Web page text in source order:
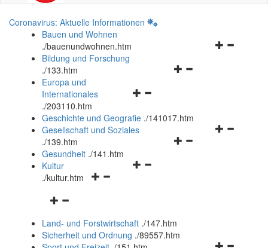
Coronavirus: Aktuelle Informationen
Bauen und Wohnen
./bauenundwohnen.htm
Navigationsmenü
Bildung und Forschung
./133.htm
Navigationsmenü
und
schließen
Europa und
Internationales
./203110.htm
Geschichte und Geografie ./141017.htm
Navigationsmenü
Gesellschaft und Soziales
./139.htm
Navigationsmenü
Gesundheit ./141.htm
Navigationsmenü
Kultur
./kultur.htm
Navigationsmenü
und
schließen
Land- und Forstwirtschaft ./147.htm
Sicherheit und Ordnung ./89557.htm